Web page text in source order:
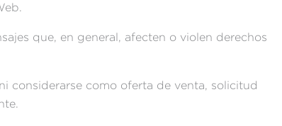
que, en general, afecten o violen derechos
considerarse como oferta de venta, solicitud